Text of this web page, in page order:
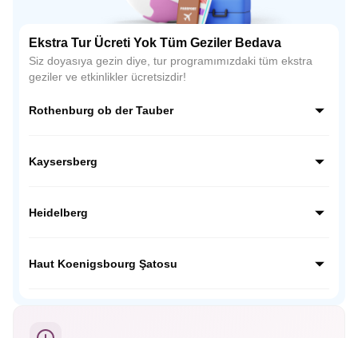
Ekstra Tur Ücreti Yok Tüm Geziler Bedava
Siz doyasıya gezin diye, tur programımızdaki tüm ekstra
geziler ve etkinlikler ücretsizdir!
Rothenburg ob der Tauber
kasabası Rothenburg ob der Tauber, Orta Çağ atmosferini
hava müzesidir.
Kaysersberg
Kaysersberg, taş sokakları, çiçekli evleri ve tarihi
gibidir.
Heidelberg
Çağdan kalma tarihi yapılarıyla masalsı bir güzelliğe sahip;
Haut Koenigsbourg Şatosu
kullanılan aletler, silahlar, cephanelikler, imparatorların